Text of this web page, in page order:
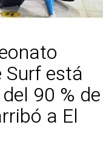
está
90 % de
a El